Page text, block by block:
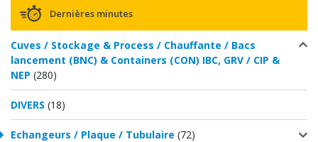
Dernières minutes
Cuves / Stockage & Process / Chauffante / Bacs
lancement (BNC) & Containers (CON) IBC, GRV / CIP &
NEP (280)
DIVERS (18)
Echangeurs / Plaque / Tubulaire (72)